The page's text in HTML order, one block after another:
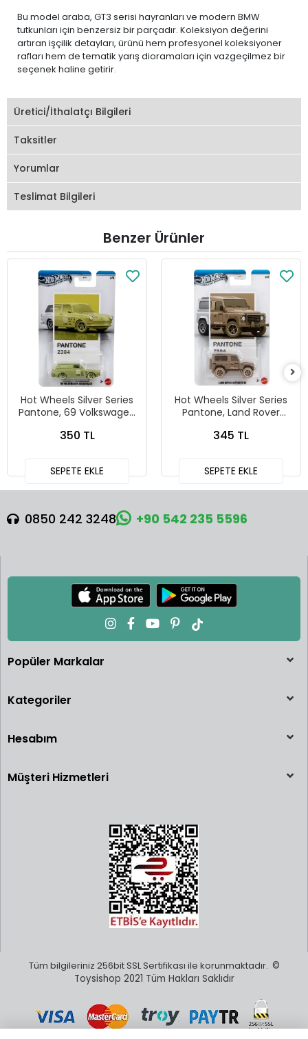
Bu model araba, GT3 serisi hayranları ve modern BMW
tutkunları için benzersiz bir parçadır. Koleksiyon değerini
artıran işçilik detayları, ürünü hem profesyonel koleksiyoner
rafları hem de tematik yarış dioramaları için vazgeçilmez bir
seçenek haline getirir.
Üretici/İthalatçı Bilgileri
Taksitler
Yorumlar
Teslimat Bilgileri
Benzer Ürünler
Hot Wheels Silver Series
Pantone, 69 Volkswagen
350 TL
SEPETE EKLE
Hot Wheels Silver Series
Pantone, Land Rover
345 TL
SEPETE EKLE
0850 242 3248 +90 542 235 5596
Popüler Markalar
Kategoriler
Hesabım
Müşteri Hizmetleri
Tüm bilgileriniz 256bit SSL Sertifikası ile korunmaktadır. ©
Toysishop 2021 Tüm Hakları Saklıdır